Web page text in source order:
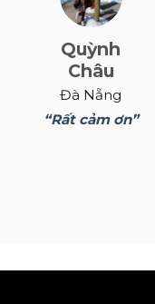
Quỳnh
Châu
Đà Nẵng
“Rất cảm ơn”